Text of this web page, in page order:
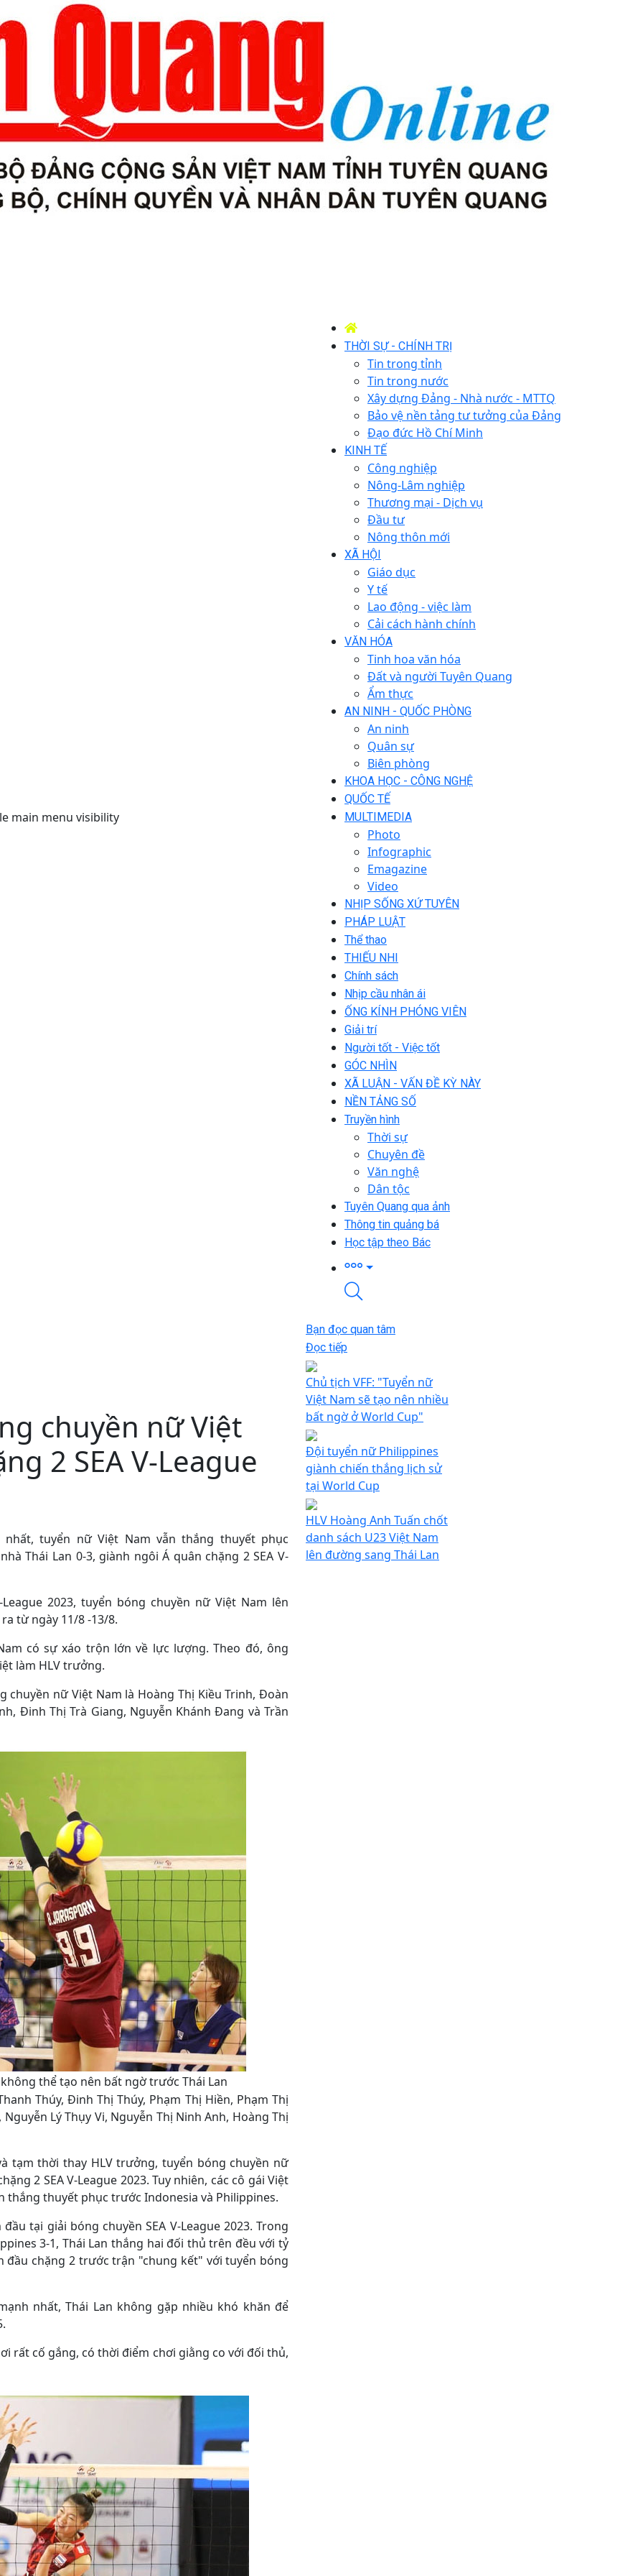
main menu visibility
THỜI SỰ - CHÍNH TRỊ
Tin trong tỉnh
Tin trong nước
Xây dựng Đảng - Nhà nước - MTTQ
Bảo vệ nền tảng tư tưởng của Đảng
Đạo đức Hồ Chí Minh
KINH TẾ
Công nghiệp
Nông-Lâm nghiệp
Thương mại - Dịch vụ
Đầu tư
Nông thôn mới
XÃ HỘI
Giáo dục
Y tế
Lao động - việc làm
Cải cách hành chính
VĂN HÓA
Tinh hoa văn hóa
Đất và người Tuyên Quang
Ẩm thực
AN NINH - QUỐC PHÒNG
An ninh
Quân sự
Biên phòng
KHOA HỌC - CÔNG NGHỆ
QUỐC TẾ
MULTIMEDIA
Photo
Infographic
Emagazine
Video
NHỊP SỐNG XỨ TUYÊN
PHÁP LUẬT
Thể thao
THIẾU NHI
Chính sách
Nhịp cầu nhân ái
ỐNG KÍNH PHÓNG VIÊN
Giải trí
Người tốt - Việc tốt
GÓC NHÌN
XÃ LUẬN - VẤN ĐỀ KỲ NÀY
NỀN TẢNG SỐ
Truyền hình
Thời sự
Chuyên đề
Văn nghệ
Dân tộc
Tuyên Quang qua ảnh
Thông tin quảng bá
Học tập theo Bác
chuyền nữ Việt
2 SEA V-League
tuyển nữ Việt Nam vẫn thắng thuyết phục
Thái Lan 0-3, giành ngôi Á quân chặng 2 SEA V-
2023, tuyển bóng chuyền nữ Việt Nam lên
từ ngày 11/8 -13/8.
có sự xáo trộn lớn về lực lượng. Theo đó, ông
làm HLV trưởng.
nữ Việt Nam là Hoàng Thị Kiều Trinh, Đoàn
Đinh Thị Trà Giang, Nguyễn Khánh Đang và Trần
thể tạo nên bất ngờ trước Thái Lan
Thúy, Đinh Thị Thúy, Phạm Thị Hiền, Phạm Thị
Lý Thụy Vi, Nguyễn Thị Ninh Anh, Hoàng Thị
tạm thời thay HLV trưởng, tuyển bóng chuyền nữ
2 SEA V-League 2023. Tuy nhiên, các cô gái Việt
thắng thuyết phục trước Indonesia và Philippines.
tại giải bóng chuyền SEA V-League 2023. Trong
3-1, Thái Lan thắng hai đối thủ trên đều với tỷ
đầu chặng 2 trước trận "chung kết" với tuyển bóng
nhất, Thái Lan không gặp nhiều khó khăn để
rất cố gắng, có thời điểm chơi giằng co với đối thủ,
Bạn đọc quan tâm
Đọc tiếp
Chủ tịch VFF: "Tuyển nữ
Việt Nam sẽ tạo nên nhiều
bất ngờ ở World Cup"
Đội tuyển nữ Philippines
giành chiến thắng lịch sử
tại World Cup
HLV Hoàng Anh Tuấn chốt
danh sách U23 Việt Nam
lên đường sang Thái Lan